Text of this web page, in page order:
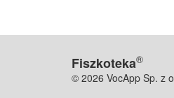
Fiszkoteka®
© 2026 VocApp Sp. z